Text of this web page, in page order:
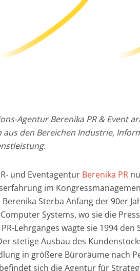
Agentur Berenika PR & Event
den Bereichen Industrie,
und Eventagentur Berenika PR
im
Sterba Anfang der 90er
Systems, wo sie die
Lehrganges wagte sie 1994 den
stetige Ausbau des
in größere Büroräume nach
sich die Agentur für